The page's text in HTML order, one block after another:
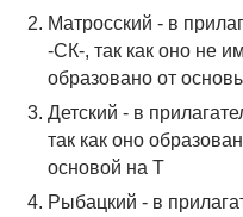
Матросский - в
-СК-, так как оно не
образовано от
Детский - в
так как оно
основой на Т
Рыбацкий - в